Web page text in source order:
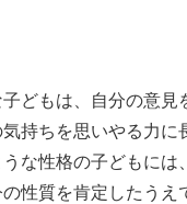
どもは、自分の意見
持ちを思いやる力に
な性格の子どもには
性質を肯定したうえ